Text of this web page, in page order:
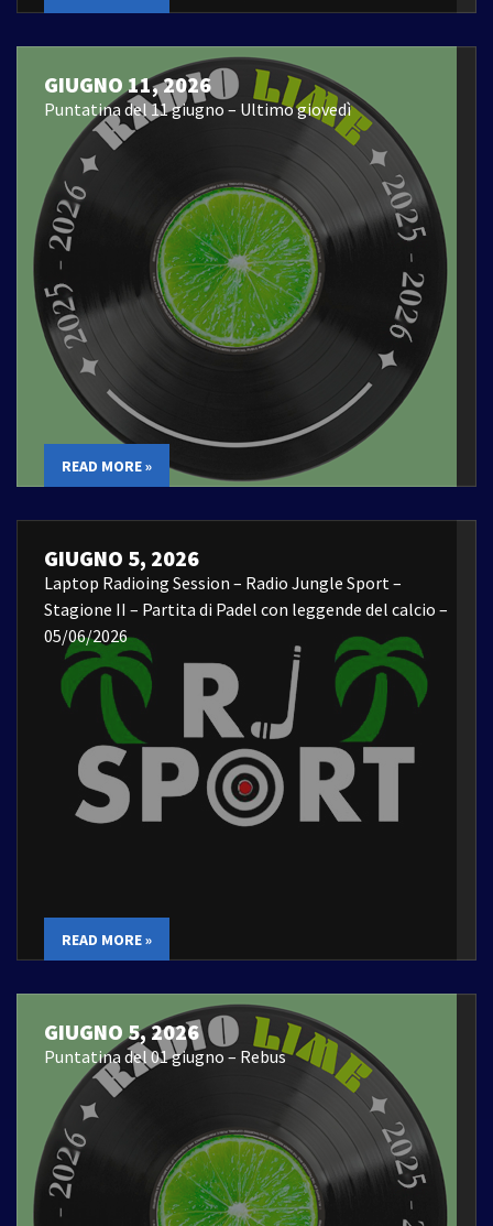
GIUGNO 11, 2026
Puntatina del 11 giugno – Ultimo giovedì
READ MORE »
GIUGNO 5, 2026
Laptop Radioing Session – Radio Jungle Sport –
Stagione II – Partita di Padel con leggende del calcio –
05/06/2026
READ MORE »
GIUGNO 5, 2026
Puntatina del 01 giugno – Rebus